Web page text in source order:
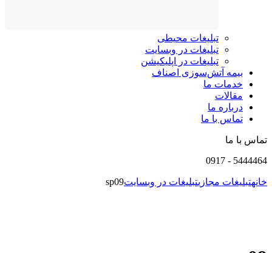
تبلیغات محیطی
تبلیغات در وبسایت
تبلیغات در اپلیکیشن
بیمه آتش‌سوزی اصناف
خدمات ما
مقالات
درباره ما
تماس با ما
تماس با ما
5444464
-
0917
خانهتبلیغات مجازیتبلیغات در وبسایتsp09